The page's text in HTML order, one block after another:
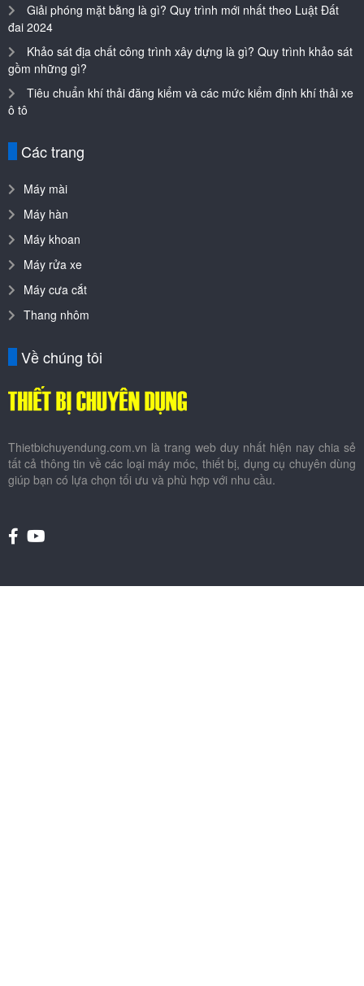
Giải phóng mặt bằng là gì? Quy trình mới nhất theo Luật Đất
đai 2024
Khảo sát địa chất công trình xây dựng là gì? Quy trình khảo sát
gồm những gì?
Tiêu chuẩn khí thải đăng kiểm và các mức kiểm định khí thải xe
ô tô
Các trang
Máy mài
Máy hàn
Máy khoan
Máy rửa xe
Máy cưa cắt
Thang nhôm
Về chúng tôi
Thietbichuyendung.com.vn là trang web duy nhất hiện nay chia sẻ
tất cả thông tin về các loại máy móc, thiết bị, dụng cụ chuyên dùng
giúp bạn có lựa chọn tối ưu và phù hợp với nhu cầu.